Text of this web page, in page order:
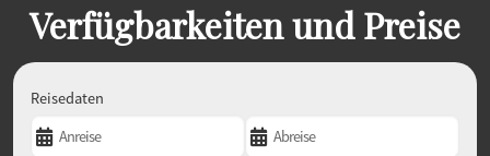
Verfügbarkeiten und Preise
Reisedaten